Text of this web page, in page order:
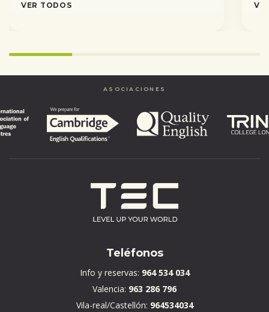
VER TODOS
Infinity%
completed
ASOCIACIONES
Teléfonos
Info y reservas: 964 534 034
Valencia: 963 286 796
Vila-real/Castellón: 964534034